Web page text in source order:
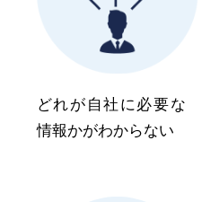
どれが自社に必要な
情報かがわからない